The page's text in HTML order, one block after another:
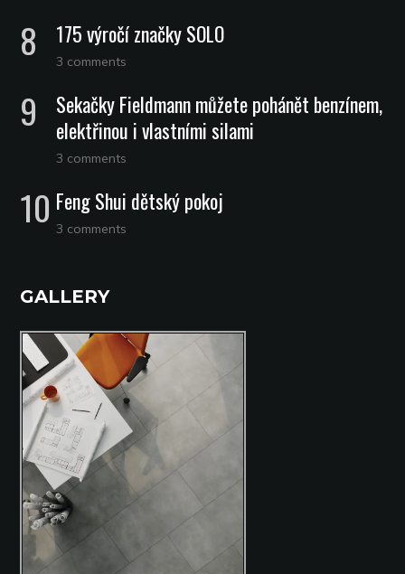
175 výročí značky SOLO
3 comments
Sekačky Fieldmann můžete pohánět benzínem,
elektřinou i vlastními silami
3 comments
Feng Shui dětský pokoj
3 comments
GALLERY